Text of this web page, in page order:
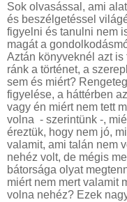
Sok olvasással, ami
és beszélgetéssel
figyelni és tanulni nem
magát a
Aztán könyveknél azt
ránk a történet, a
sem és miért?
figyelése, a háttérben
vagy én miért nem tett
volna - szerintünk -,
éreztük, hogy nem jó,
valamit, ami talán nem
nehéz volt, de mégis
bátorsága olyat
miért nem mert valamit
volna nehéz? Ezek